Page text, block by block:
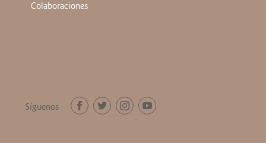
Colaboraciones
Síguenos